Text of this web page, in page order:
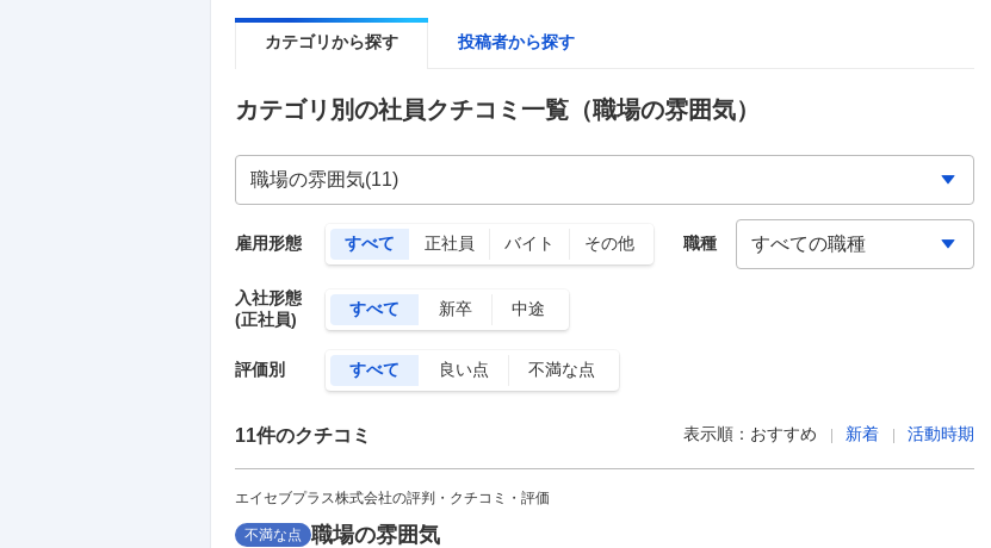
カテゴリから探す 投稿者から探す
カテゴリ別の社員クチコミ一覧 （職場の雰囲気）
雇用形態 すべて 正社員 バイト その他
入社形態
(正社員)
すべて 新卒 中途
評価別 すべて 良い点 不満な点
職種
11件のクチコミ 表示順： おすすめ 新着 活動時期
エイセブプラス株式会社の評判・クチコミ・評価
不満な点 職場の雰囲気